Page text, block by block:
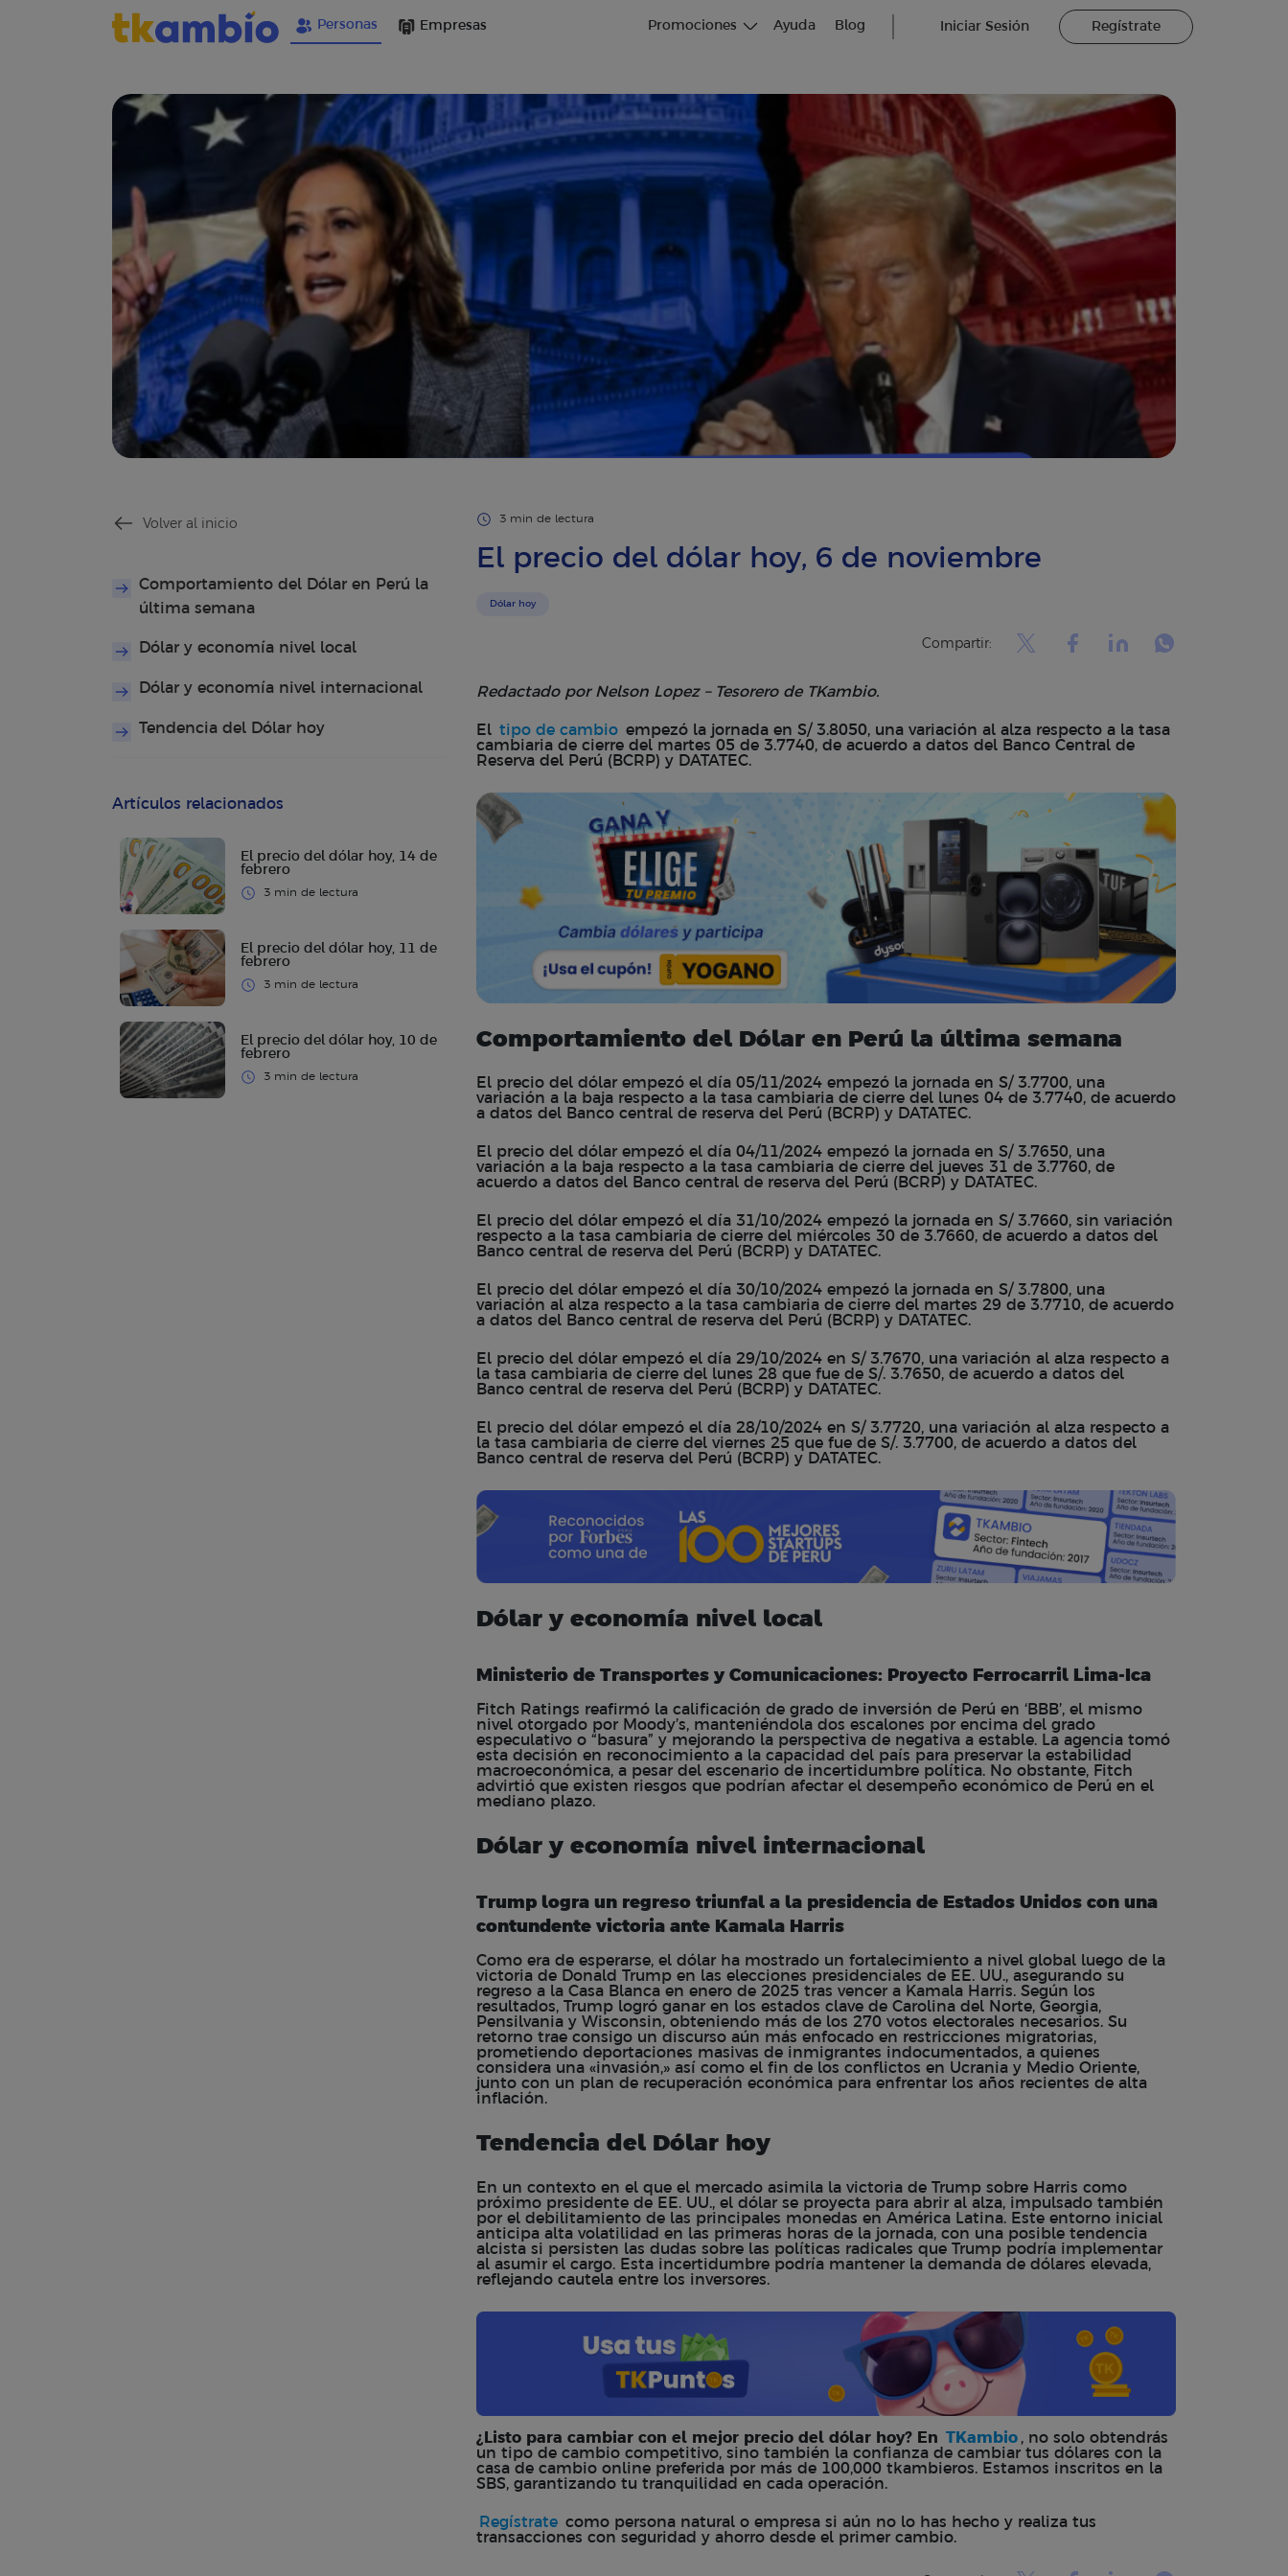
Personas Empresas Promociones Ayuda Blog Iniciar Sesión Regístrate
Volver al inicio
Comportamiento del Dólar en Perú la
última semana
Dólar y economía nivel local
Dólar y economía nivel internacional
Tendencia del Dólar hoy
Artículos relacionados
El precio del dólar hoy, 14 de
febrero
3 min de lectura
El precio del dólar hoy, 11 de
febrero
3 min de lectura
El precio del dólar hoy, 10 de
febrero
3 min de lectura
3 min de lectura
El precio del dólar hoy, 6 de noviembre
Dólar hoy
Compartir:
Redactado por Nelson Lopez – Tesorero de TKambio.
El tipo de cambio empezó la jornada en S/ 3.8050, una variación al alza respecto a la tasa
cambiaria de cierre del martes 05 de 3.7740, de acuerdo a datos del Banco Central de
Reserva del Perú (BCRP) y DATATEC.
Comportamiento del Dólar en Perú la última semana
El precio del dólar empezó el día 05/11/2024 empezó la jornada en S/ 3.7700, una
variación a la baja respecto a la tasa cambiaria de cierre del lunes 04 de 3.7740, de acuerdo
a datos del Banco central de reserva del Perú (BCRP) y DATATEC.
El precio del dólar empezó el día 04/11/2024 empezó la jornada en S/ 3.7650, una
variación a la baja respecto a la tasa cambiaria de cierre del jueves 31 de 3.7760, de
acuerdo a datos del Banco central de reserva del Perú (BCRP) y DATATEC.
El precio del dólar empezó el día 31/10/2024 empezó la jornada en S/ 3.7660, sin variación
respecto a la tasa cambiaria de cierre del miércoles 30 de 3.7660, de acuerdo a datos del
Banco central de reserva del Perú (BCRP) y DATATEC.
El precio del dólar empezó el día 30/10/2024 empezó la jornada en S/ 3.7800, una
variación al alza respecto a la tasa cambiaria de cierre del martes 29 de 3.7710, de acuerdo
a datos del Banco central de reserva del Perú (BCRP) y DATATEC.
El precio del dólar empezó el día 29/10/2024 en S/ 3.7670, una variación al alza respecto a
la tasa cambiaria de cierre del lunes 28 que fue de S/. 3.7650, de acuerdo a datos del
Banco central de reserva del Perú (BCRP) y DATATEC.
El precio del dólar empezó el día 28/10/2024 en S/ 3.7720, una variación al alza respecto a
la tasa cambiaria de cierre del viernes 25 que fue de S/. 3.7700, de acuerdo a datos del
Banco central de reserva del Perú (BCRP) y DATATEC.
Dólar y economía nivel local
Ministerio de Transportes y Comunicaciones: Proyecto Ferrocarril Lima-Ica
Fitch Ratings reafirmó la calificación de grado de inversión de Perú en ‘BBB’, el mismo
nivel otorgado por Moody’s, manteniéndola dos escalones por encima del grado
especulativo o “basura” y mejorando la perspectiva de negativa a estable. La agencia tomó
esta decisión en reconocimiento a la capacidad del país para preservar la estabilidad
macroeconómica, a pesar del escenario de incertidumbre política. No obstante, Fitch
advirtió que existen riesgos que podrían afectar el desempeño económico de Perú en el
mediano plazo.
Dólar y economía nivel internacional
Trump logra un regreso triunfal a la presidencia de Estados Unidos con una
contundente victoria ante Kamala Harris
Como era de esperarse, el dólar ha mostrado un fortalecimiento a nivel global luego de la
victoria de Donald Trump en las elecciones presidenciales de EE. UU., asegurando su
regreso a la Casa Blanca en enero de 2025 tras vencer a Kamala Harris. Según los
resultados, Trump logró ganar en los estados clave de Carolina del Norte, Georgia,
Pensilvania y Wisconsin, obteniendo más de los 270 votos electorales necesarios. Su
retorno trae consigo un discurso aún más enfocado en restricciones migratorias,
prometiendo deportaciones masivas de inmigrantes indocumentados, a quienes
considera una «invasión,» así como el fin de los conflictos en Ucrania y Medio Oriente,
junto con un plan de recuperación económica para enfrentar los años recientes de alta
inflación.
Tendencia del Dólar hoy
En un contexto en el que el mercado asimila la victoria de Trump sobre Harris como
próximo presidente de EE. UU., el dólar se proyecta para abrir al alza, impulsado también
por el debilitamiento de las principales monedas en América Latina. Este entorno inicial
anticipa alta volatilidad en las primeras horas de la jornada, con una posible tendencia
alcista si persisten las dudas sobre las políticas radicales que Trump podría implementar
al asumir el cargo. Esta incertidumbre podría mantener la demanda de dólares elevada,
reflejando cautela entre los inversores.
¿Listo para cambiar con el mejor precio del dólar hoy? En TKambio , no solo obtendrás
un tipo de cambio competitivo, sino también la confianza de cambiar tus dólares con la
casa de cambio online preferida por más de 100,000 tkambieros. Estamos inscritos en la
SBS, garantizando tu tranquilidad en cada operación.
Regístrate como persona natural o empresa si aún no lo has hecho y realiza tus
transacciones con seguridad y ahorro desde el primer cambio.